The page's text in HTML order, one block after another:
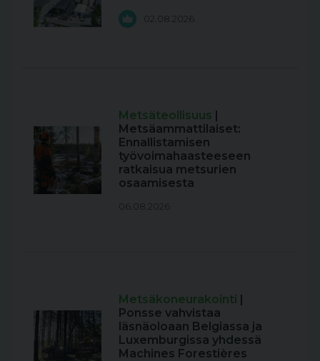
02.08.2026
Metsäteollisuus |
Metsäammattilaiset:
Ennallistamisen
työvoimahaasteeseen
ratkaisua metsurien
osaamisesta
06.08.2026
Metsäkoneurakointi |
Ponsse vahvistaa
läsnäoloaan Belgiassa ja
Luxemburgissa yhdessä
Machines Forestières